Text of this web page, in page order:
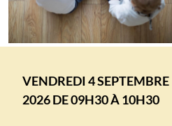
VENDREDI 4 SEPTEMBRE
2026 DE 09H30 À 10H30